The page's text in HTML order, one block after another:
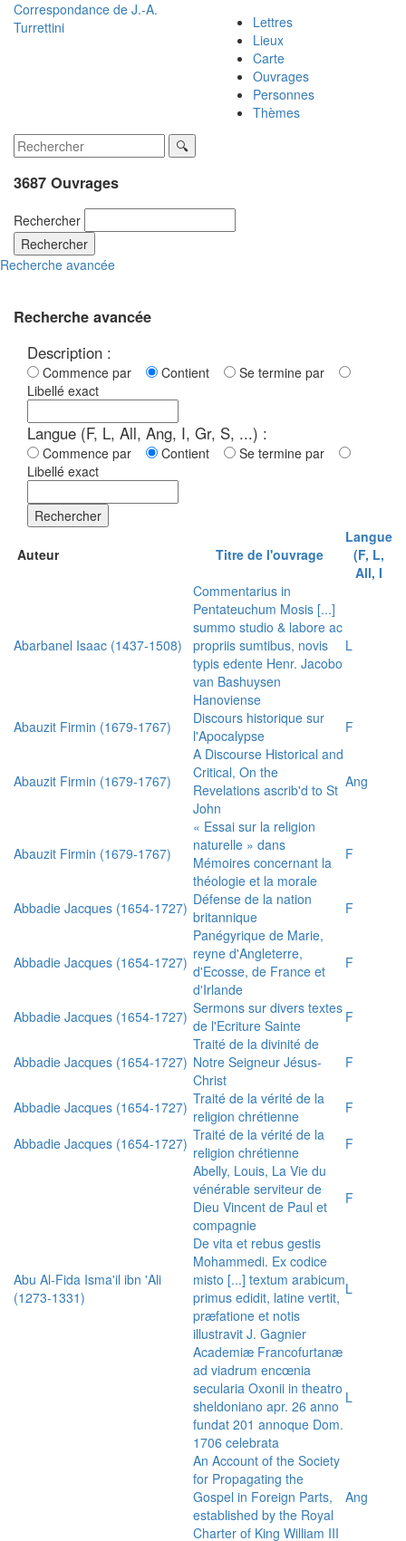
Correspondance de J.-A.
Turrettini
Lettres
Lieux
Carte
Ouvrages
Personnes
Thèmes
3687 Ouvrages
Rechercher
Rechercher
Recherche avancée
Recherche avancée
Description :
Commence par Contient
Se termine par
Libellé exact
Langue (F, L, All, Ang, I, Gr, S, ...) :
Commence par Contient
Se termine par
Libellé exact
Rechercher
Auteur Titre de l'ouvrage
Langue
(F, L,
All, I
Abarbanel Isaac (1437-1508)
Commentarius in
Pentateuchum Mosis [...]
summo studio & labore ac
propriis sumtibus, novis
typis edente Henr. Jacobo
van Bashuysen
Hanoviense
L
Abauzit Firmin (1679-1767)
Discours historique sur
l'Apocalypse
F
Abauzit Firmin (1679-1767)
A Discourse Historical and
Critical, On the
Revelations ascrib'd to St
John
Ang
Abauzit Firmin (1679-1767)
« Essai sur la religion
naturelle » dans
Mémoires concernant la
théologie et la morale
F
Abbadie Jacques (1654-1727) Défense de la nation
britannique
F
Abbadie Jacques (1654-1727)
Panégyrique de Marie,
reyne d'Angleterre,
d'Ecosse, de France et
d'Irlande
F
Abbadie Jacques (1654-1727) Sermons sur divers textes
de l'Ecriture Sainte
F
Abbadie Jacques (1654-1727)
Traité de la divinité de
Notre Seigneur Jésus-
Christ
F
Abbadie Jacques (1654-1727) Traité de la vérité de la
religion chrétienne
F
Abbadie Jacques (1654-1727) Traité de la vérité de la
religion chrétienne
F
Abelly, Louis, La Vie du
vénérable serviteur de
Dieu Vincent de Paul et
compagnie
F
Abu Al-Fida Isma'il ibn 'Ali
(1273-1331)
De vita et rebus gestis
Mohammedi. Ex codice
misto [...] textum arabicum
primus edidit, latine vertit,
præfatione et notis
illustravit J. Gagnier
L
Academiæ Francofurtanæ
ad viadrum encœnia
secularia Oxonii in theatro
sheldoniano apr. 26 anno
fundat 201 annoque Dom.
1706 celebrata
L
An Account of the Society
for Propagating the
Gospel in Foreign Parts,
established by the Royal
Charter of King William III
Ang